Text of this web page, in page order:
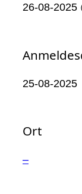
26-08-2025
25-08-2025
Ort
–